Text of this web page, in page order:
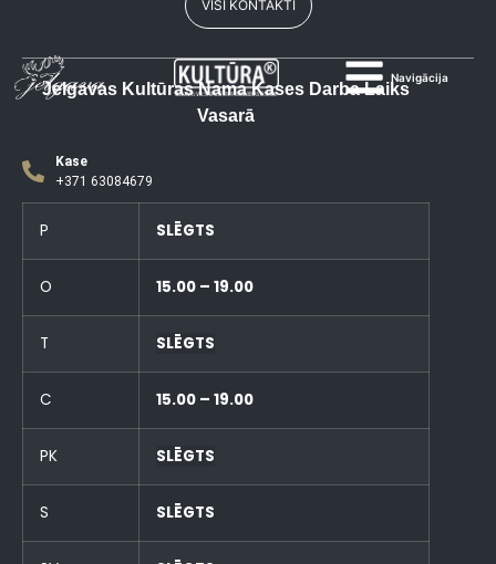
Navigācija
VISI KONTAKTI
Jelgavas Kultūras Nama Kases Darba Laiks
Vasarā
Kase
+371 63084679
P SLĒGTS
O 15.00 – 19.00
T SLĒGTS
C 15.00 – 19.00
PK SLĒGTS
S SLĒGTS